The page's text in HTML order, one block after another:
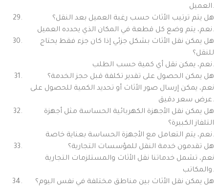
العميل.
هل يتم ترتيب الأثاث حسب رغبة العميل بعد النقل؟
نعم، يتم وضع كل قطعة في المكان الذي يحدده العميل.
هل يمكن نقل الأثاث بشكل جزئي إذا كان جزء فقط يحتاج
للنقل؟
نعم، يمكن نقل أي كمية حسب الطلب.
هل يمكن الحصول على تقدير تكلفة قبل حجز الخدمة؟
نعم، يمكن إرسال صور الأثاث أو تحديد الكمية للحصول على
عرض سعر دقيق.
هل يمكن نقل الأجهزة الكهربائية الحساسة مثل أجهزة
التلفاز الكبيرة؟
نعم، يتم التعامل مع الأجهزة الحساسة بعناية خاصة.
هل تقدمون خدمة النقل للمؤسسات التجارية؟
نعم، تشمل خدماتنا نقل الأثاث والمستلزمات التجارية
والمكاتب.
هل يمكن نقل الأثاث بين مناطق مختلفة في نفس اليوم؟